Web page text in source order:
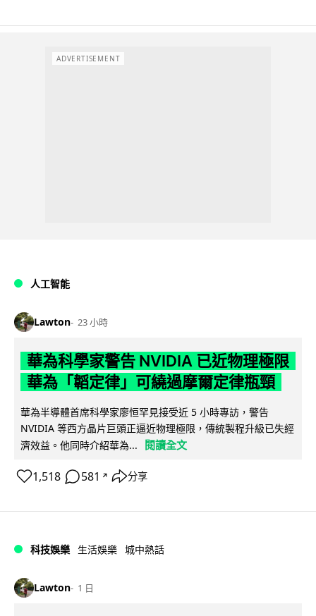
ADVERTISEMENT
人工智能
Lawton 23 小時
華為科學家警告 NVIDIA 已近物理極限
華為「韜定律」可繞過摩爾定律瓶頸
華為半導體首席科學家廖恒罕見接受近 5 小時專訪，警告
NVIDIA 等西方晶片巨頭正逼近物理極限，傳統製程升級已失經
濟效益。他同時介紹華為...
閱讀全文
1,518 581 ↗ 分享
科技娛樂 生活娛樂 城中熱話
Lawton 1 日